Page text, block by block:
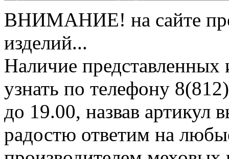
ВНИМАНИЕ! на сайте
изделий...
Наличие
узнать по телефону
до 19.00, назвав
радостю ответим на